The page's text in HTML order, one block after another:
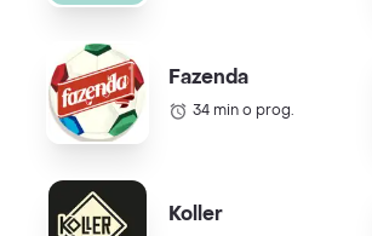
Fazenda
34 min o prog.
Koller